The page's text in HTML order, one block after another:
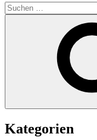
Suche
nach:
Kategorien